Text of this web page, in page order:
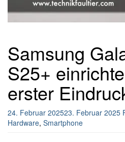
Samsung
S25+
erster
24. Februar 202523. Februar 2025
Hardware, Smartphone